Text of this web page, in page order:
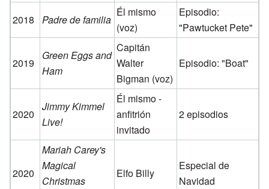
2018
Padre de familia
Él mismo
(voz)
Episodio:
"Pawtucket Pete"
2019
Green Eggs and
Ham
Capitán
Walter
Bigman (voz)
Episodio: "Boat"
2020
Jimmy Kimmel
Live!
Él mismo -
anfitrión
invitado
2 episodios
2020
Mariah Carey's
Magical
Christmas
Elfo Billy
Especial de
Navidad